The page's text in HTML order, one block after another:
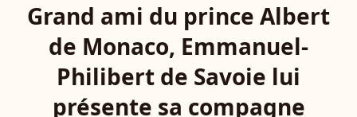
Grand ami du prince Albert
de Monaco, Emmanuel-
Philibert de Savoie lui
présente sa compagne